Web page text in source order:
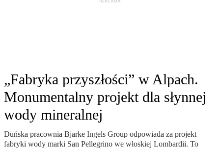
„Fabryka przyszłości” w Alpach.
Monumentalny projekt dla słynnej
wody mineralnej
Duńska pracownia Bjarke Ingels Group odpowiada za projekt
fabryki wody marki San Pellegrino we włoskiej Lombardii. To